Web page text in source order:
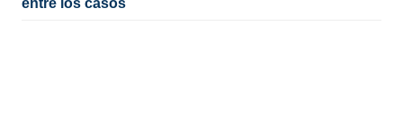
entre los casos